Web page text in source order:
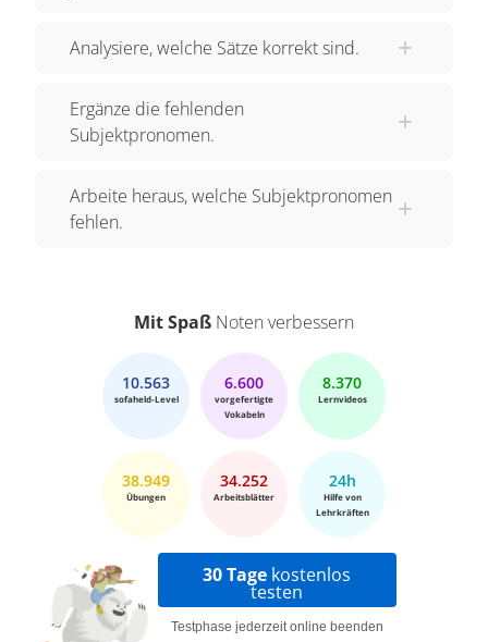
Analysiere, welche Sätze korrekt sind.
Ergänze die fehlenden
Subjektpronomen.
Arbeite heraus, welche Subjektpronomen
fehlen.
Mit Spaß Noten verbessern
10.563
sofaheld-Level
6.600
vorgefertigte
Vokabeln
8.370
Lernvideos
38.949
Übungen
34.252
Arbeitsblätter
24h
Hilfe von
Lehrkräften
30 Tage kostenlos
testen
Testphase jederzeit online beenden